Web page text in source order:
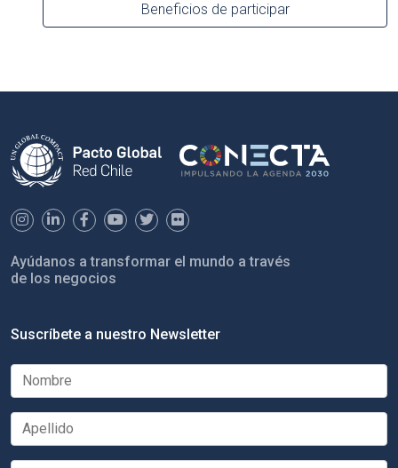
Beneficios de participar
Ayúdanos a transformar el mundo a través
de los negocios
Suscríbete a nuestro Newsletter